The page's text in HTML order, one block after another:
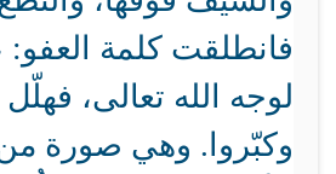
فانطلقت كلمة
لوجه الله تعالى،
وكبّروا. وهي صورة